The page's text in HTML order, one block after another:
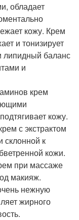
обладает
кожу. Крем
и тонизирует
липидный баланс
и
крем
кожу.
с экстрактом
склонной к
кожи.
при массаже
макияж.
нежную
жирного